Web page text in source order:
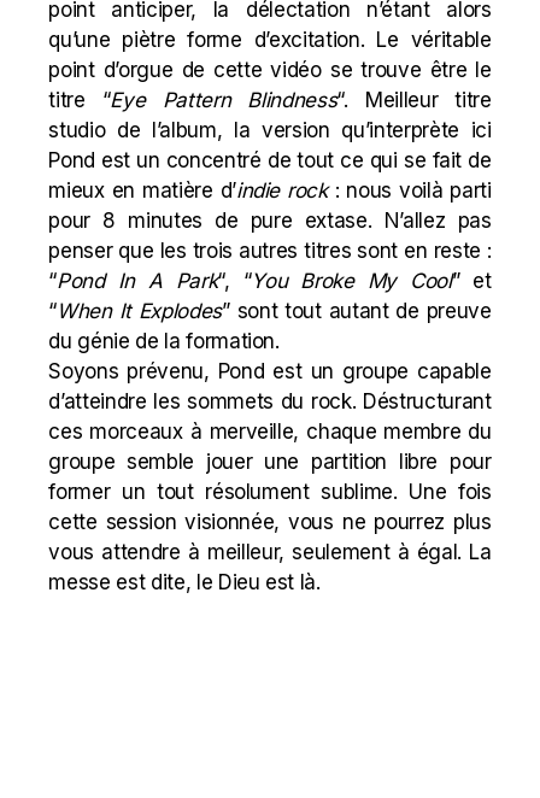
point anticiper, la délectation n’étant alors
qu’une piètre forme d’excitation. Le véritable
point d’orgue de cette vidéo se trouve être le
titre “Eye Pattern Blindness“. Meilleur titre
studio de l’album, la version qu’interprète ici
Pond est un concentré de tout ce qui se fait de
mieux en matière d’indie rock: nous voilà parti
pour 8 minutes de pure extase. N’allez pas
penser que les trois autres titres sont en reste :
“Pond In A Park“, “You Broke My Cool” et
“When It Explodes” sont tout autant de preuve
du génie de la formation.
Soyons prévenu, Pond est un groupe capable
d’atteindre les sommets du rock. Déstructurant
ces morceaux à merveille, chaque membre du
groupe semble jouer une partition libre pour
former un tout résolument sublime. Une fois
cette session visionnée, vous ne pourrez plus
vous attendre à meilleur, seulement à égal. La
messe est dite, le Dieu est là.